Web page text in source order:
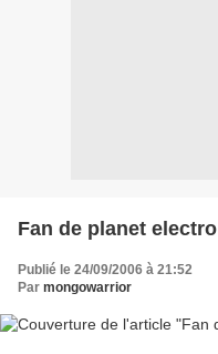
Fan de planet electro
Publié le 24/09/2006 à 21:52
Par mongowarrior